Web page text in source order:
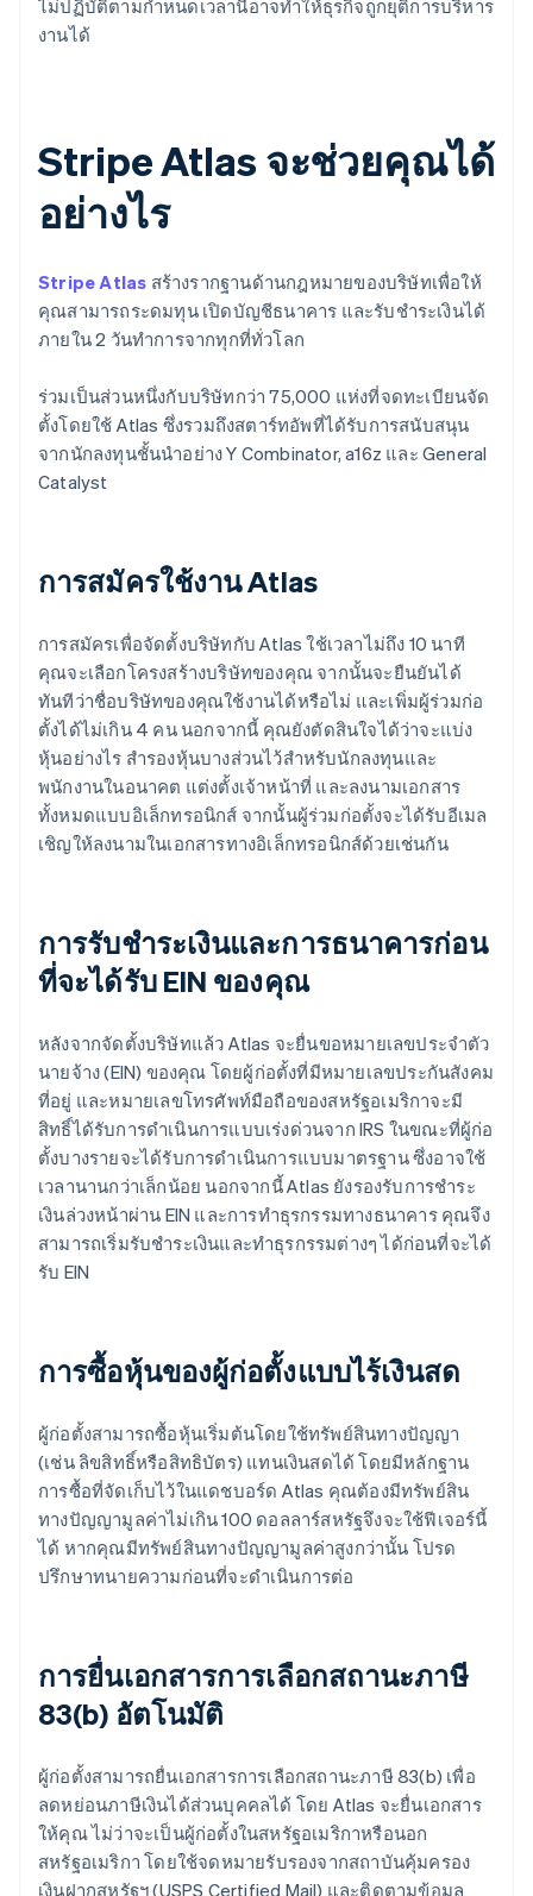
ไม่ปฏิบัติตามกำหนดเวลานี้อาจทำให้ธุรกิจถูกยุติการบริหาร
งานได้
Stripe Atlas จะช่วยคุณได้
อย่างไร
Stripe Atlas สร้างรากฐานด้านกฎหมายของบริษัทเพื่อให้
คุณสามารถระดมทุน เปิดบัญชีธนาคาร และรับชำระเงินได้
ภายใน 2 วันทำการจากทุกที่ทั่วโลก
ร่วมเป็นส่วนหนึ่งกับบริษัทกว่า 75,000 แห่งที่จดทะเบียนจัด
ตั้งโดยใช้ Atlas ซึ่งรวมถึงสตาร์ทอัพที่ได้รับการสนับสนุน
จากนักลงทุนชั้นนำอย่าง Y Combinator, a16z และ General
Catalyst
การสมัครใช้งาน Atlas
การสมัครเพื่อจัดตั้งบริษัทกับ Atlas ใช้เวลาไม่ถึง 10 นาที
คุณจะเลือกโครงสร้างบริษัทของคุณ จากนั้นจะยืนยันได้
ทันทีว่าชื่อบริษัทของคุณใช้งานได้หรือไม่ และเพิ่มผู้ร่วมก่อ
ตั้งได้ไม่เกิน 4 คน นอกจากนี้ คุณยังตัดสินใจได้ว่าจะแบ่ง
หุ้นอย่างไร สำรองหุ้นบางส่วนไว้สำหรับนักลงทุนและ
พนักงานในอนาคต แต่งตั้งเจ้าหน้าที่ และลงนามเอกสาร
ทั้งหมดแบบอิเล็กทรอนิกส์ จากนั้นผู้ร่วมก่อตั้งจะได้รับอีเมล
เชิญให้ลงนามในเอกสารทางอิเล็กทรอนิกส์ด้วยเช่นกัน
การรับชำระเงินและการธนาคารก่อน
ที่จะได้รับ EIN ของคุณ
หลังจากจัดตั้งบริษัทแล้ว Atlas จะยื่นขอหมายเลขประจำตัว
นายจ้าง (EIN) ของคุณ โดยผู้ก่อตั้งที่มีหมายเลขประกันสังคม
ที่อยู่ และหมายเลขโทรศัพท์มือถือของสหรัฐอเมริกาจะมี
สิทธิ์ได้รับการดำเนินการแบบเร่งด่วนจาก IRS ในขณะที่ผู้ก่อ
ตั้งบางรายจะได้รับการดำเนินการแบบมาตรฐาน ซึ่งอาจใช้
เวลานานกว่าเล็กน้อย นอกจากนี้ Atlas ยังรองรับการชำระ
เงินล่วงหน้าผ่าน EIN และการทำธุรกรรมทางธนาคาร คุณจึง
สามารถเริ่มรับชำระเงินและทำธุรกรรมต่างๆ ได้ก่อนที่จะได้
รับ EIN
การซื้อหุ้นของผู้ก่อตั้งแบบไร้เงินสด
ผู้ก่อตั้งสามารถซื้อหุ้นเริ่มต้นโดยใช้ทรัพย์สินทางปัญญา
(เช่น ลิขสิทธิ์หรือสิทธิบัตร) แทนเงินสดได้ โดยมีหลักฐาน
การซื้อที่จัดเก็บไว้ในแดชบอร์ด Atlas คุณต้องมีทรัพย์สิน
ทางปัญญามูลค่าไม่เกิน 100 ดอลลาร์สหรัฐจึงจะใช้ฟีเจอร์นี้
ได้ หากคุณมีทรัพย์สินทางปัญญามูลค่าสูงกว่านั้น โปรด
ปรึกษาทนายความก่อนที่จะดำเนินการต่อ
การยื่นเอกสารการเลือกสถานะภาษี
83(b) อัตโนมัติ
ผู้ก่อตั้งสามารถยื่นเอกสารการเลือกสถานะภาษี 83(b) เพื่อ
ลดหย่อนภาษีเงินได้ส่วนบุคคลได้ โดย Atlas จะยื่นเอกสาร
ให้คุณ ไม่ว่าจะเป็นผู้ก่อตั้งในสหรัฐอเมริกาหรือนอก
สหรัฐอเมริกา โดยใช้จดหมายรับรองจากสถาบันคุ้มครอง
เงินฝากสหรัฐฯ (USPS Certified Mail) และติดตามข้อมูล